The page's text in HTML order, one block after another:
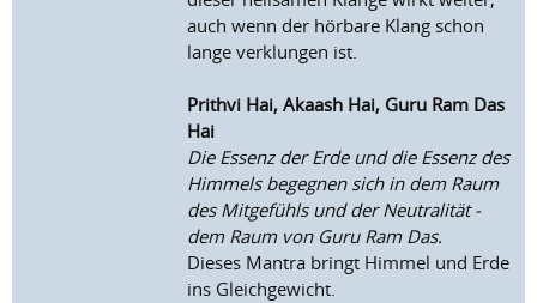
auch wenn der hörbare Klang schon
lange verklungen ist.
Prithvi Hai, Akaash Hai, Guru Ram Das
Hai
Die Essenz der Erde und die Essenz des
Himmels begegnen sich in dem Raum
des Mitgefühls und der Neutralität -
dem Raum von Guru Ram Das.
Dieses Mantra bringt Himmel und Erde
ins Gleichgewicht.